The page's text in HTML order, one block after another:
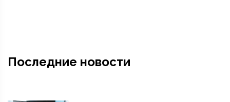
Последние новости